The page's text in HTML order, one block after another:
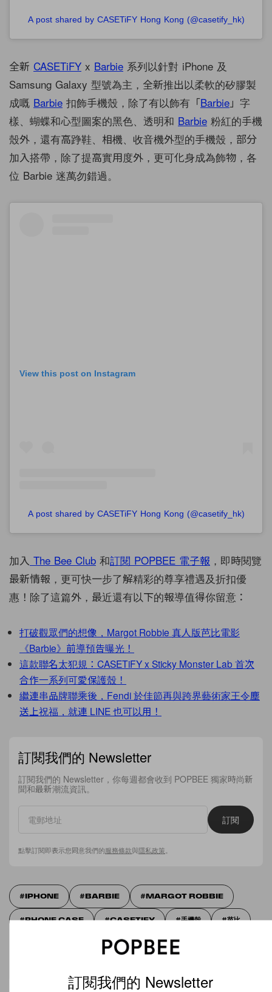
A post shared by CASETiFY Hong Kong (@casetify_hk)
全新 CASETiFY x Barbie 系列以針對 iPhone 及
Samsung Galaxy 型號為主，全新推出以柔軟的矽膠製
成嘅 Barbie 扣飾手機殼，除了有以飾有「Barbie」字
樣、蝴蝶和心型圖案的黑色、透明和 Barbie 粉紅的手機
殼外，還有高踭鞋、相機、收音機外型的手機殼，部分
加入搭帶，除了提高實用度外，更可化身成為飾物，各
位 Barbie 迷萬勿錯過。
View this post on Instagram
A post shared by CASETiFY Hong Kong (@casetify_hk)
加入 The Bee Club 和訂閱 POPBEE 電子報 ，即時閱覽
最新情報，更可快一步了解精彩的尊享禮遇及折扣優
惠！除了這篇外，最近還有以下的報導值得你留意：
打破觀眾們的想像，Margot Robbie 真人版芭比電影
《Barbie》前導預告曝光！
這款聯名太犯規：CASETiFY x Sticky Monster Lab 首次
合作一系列可愛保護殼！
繼連串品牌聯乘後，Fendi 於佳節再與跨界藝術家王令塵
送上祝福，就連 LINE 也可以用！
訂閱我們的 Newsletter
訂閱我們的 Newsletter，你每週都會收到 POPBEE 獨家時尚新
聞和最新潮流資訊。
訂閱
點擊訂閱即表示您同意我們的服務條款與隱私政策
IPHONE BARBIE MARGOT ROBBIE
PHONE CASE CASETIFY 手機殼 芭比
訂閱我們的 Newsletter